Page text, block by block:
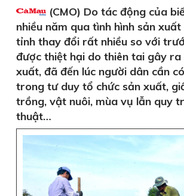
(CMO) Do tác động của
nhiều năm qua tình hình sản
tỉnh thay đổi rất nhiều so với
được thiệt hại do thiên tai gây
xuất, đã đến lúc người dân cần
trong tư duy tổ chức sản xuất,
trồng, vật nuôi, mùa vụ lẫn quy
thuật…